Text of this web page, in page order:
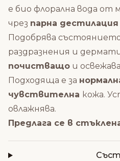
е био флорална вода от
чрез парна дестилация
Подобрява
раздразнения и
почистващо и
Подходяща е за
чувствителна кожа.
овлажнява.
Предлага се в